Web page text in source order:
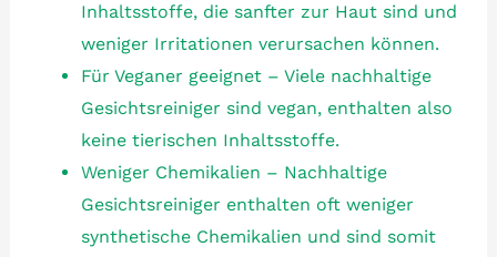
Inhaltsstoffe, die sanfter zur Haut sind und
weniger Irritationen verursachen können.
Für Veganer geeignet – Viele nachhaltige
Gesichtsreiniger sind vegan, enthalten also
keine tierischen Inhaltsstoffe.
Weniger Chemikalien – Nachhaltige
Gesichtsreiniger enthalten oft weniger
synthetische Chemikalien und sind somit